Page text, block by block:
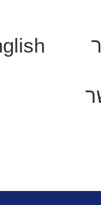
/ מרדדות